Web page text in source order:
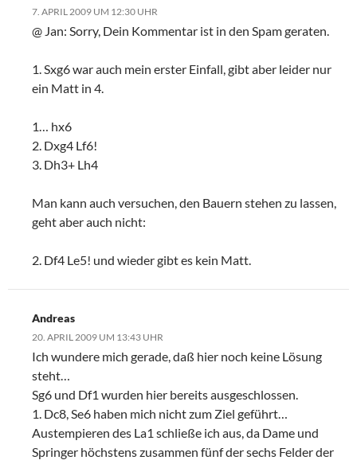
7. APRIL 2009 UM 12:30 UHR
@ Jan: Sorry, Dein Kommentar ist in den Spam geraten.
1. Sxg6 war auch mein erster Einfall, gibt aber leider nur
ein Matt in 4.
1… hx6
2. Dxg4 Lf6!
3. Dh3+ Lh4
Man kann auch versuchen, den Bauern stehen zu lassen,
geht aber auch nicht:
2. Df4 Le5! und wieder gibt es kein Matt.
Andreas
20. APRIL 2009 UM 13:43 UHR
Ich wundere mich gerade, daß hier noch keine Lösung
steht…
Sg6 und Df1 wurden hier bereits ausgeschlossen.
1. Dc8, Se6 haben mich nicht zum Ziel geführt…
Austempieren des La1 schließe ich aus, da Dame und
Springer höchstens zusammen fünf der sechs Felder der